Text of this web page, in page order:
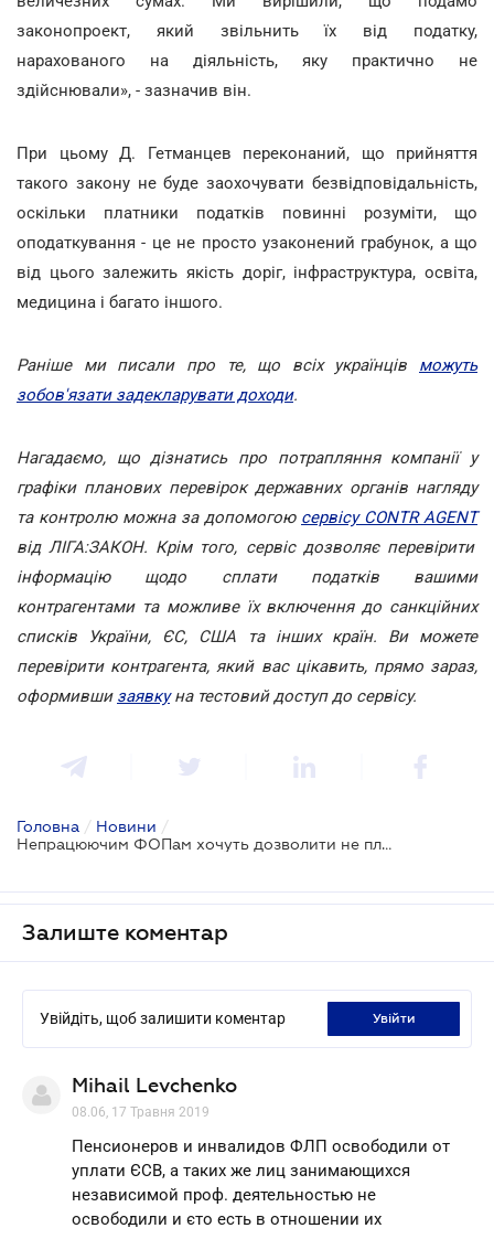
законопроект, який звільнить їх від податку,
нарахованого на діяльність, яку практично не
здійснювали», - зазначив він.
При цьому Д. Гетманцев переконаний, що прийняття
такого закону не буде заохочувати безвідповідальність,
оскільки платники податків повинні розуміти, що
оподаткування - це не просто узаконений грабунок, а що
від цього залежить якість доріг, інфраструктура, освіта,
медицина і багато іншого.
Раніше ми писали про те, що всіх українців можуть
зобов'язати задекларувати доходи.
Нагадаємо, що дізнатись про потрапляння компанії у
графіки планових перевірок державних органів нагляду
та контролю можна за допомогою сервісу CONTR AGENT
від ЛІГА:ЗАКОН. Крім того, сервіс дозволяє перевірити
інформацію щодо сплати податків вашими
контрагентами та можливе їх включення до санкційних
списків України, ЄС, США та інших країн. Ви можете
перевірити контрагента, який вас цікавить, прямо зараз,
оформивши заявкуна тестовий доступ до сервісу.
Головна / Новини /
Непрацюючим ФОПам хочуть дозволити не платити мінімальну ставку ЄСВ
Залиште коментар
Увійдіть, щоб залишити коментар увійти
Mihail Levchenko
08.06, 17 Травня 2019
Пенсионеров и инвалидов ФЛП освободили от
уплати ЄСВ, а таких же лиц занимающихся
независимой проф. деятельностью не
освободили и єто есть в отношении их